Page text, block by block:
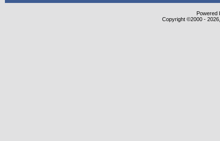
Powered
Copyright ©2000 -